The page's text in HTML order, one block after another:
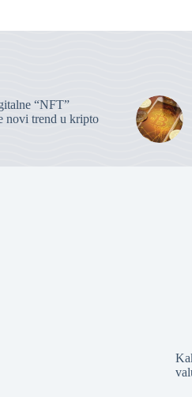
“NFT”
novi trend u kripto